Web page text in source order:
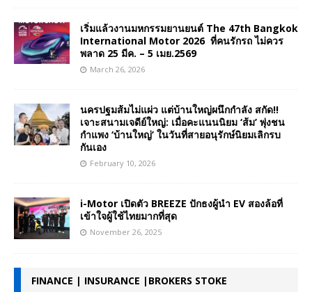
เริ่มแล้วงานมหกรรมยานยนต์ The 47th Bangkok
International Motor 2026 ที่คนรักรถ ไม่ควร
พลาด 25 มีค. – 5 เมย.2569
March 26, 2026
นครปฐมส้มไม่แผ่ว แต่บ้านใหญ่ผนึกกำลัง สกัด!!
เจาะสนามเจดีย์ใหญ่: เมื่อคะแนนนิยม ‘ส้ม’ พุ่งชน
กำแพง ‘บ้านใหญ่’ ในวันที่สายอนุรักษ์นิยมเลิกรบ
กันเอง
February 10, 2026
i-Motor เปิดตัว BREEZE ปักธงผู้นำ EV สองล้อที่
เข้าใจผู้ใช้ไทยมากที่สุด
November 26, 2025
FINANCE | INSURANCE |BROKERS STOKE